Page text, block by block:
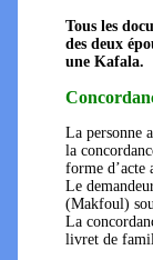
Tous les
des deux
une Kafala.
La personne
la
forme d’acte
Le
(Makfoul)
La
livret de